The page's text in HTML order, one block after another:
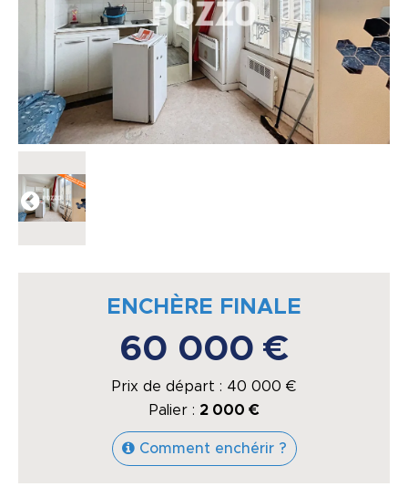
ENCHÈRE FINALE
60 000 €
Prix de départ : 40 000 €
Palier : 2 000 €
Comment enchérir ?